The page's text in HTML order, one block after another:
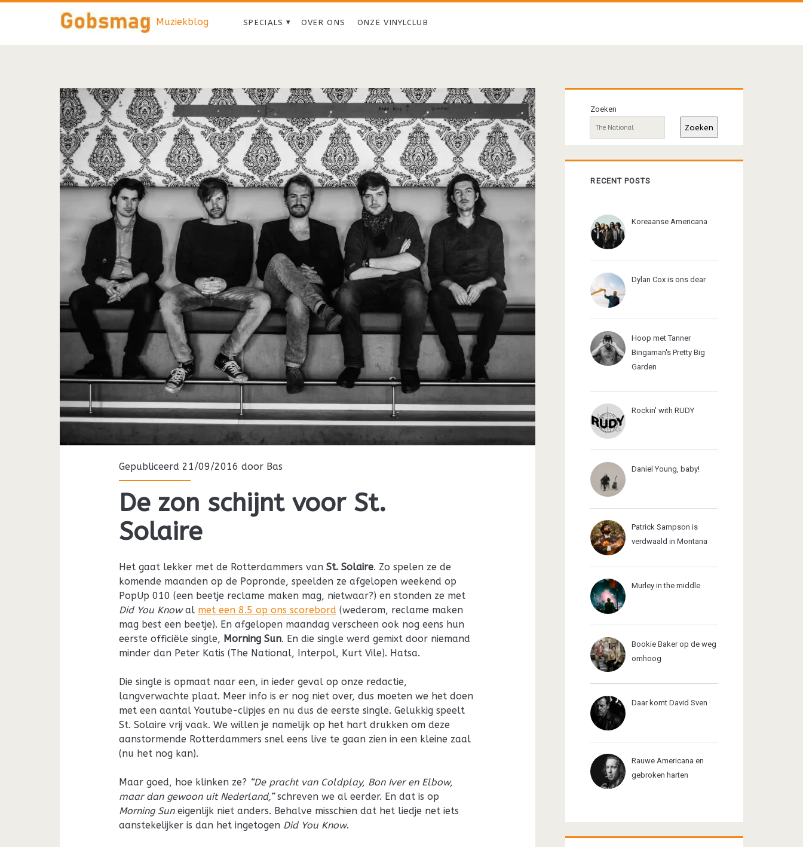
Muziekblog SPECIALS OVER ONS ONZE VINYLCLUB
Gepubliceerd 21/09/2016 door Bas
De zon schijnt voor St.
Solaire
Het gaat lekker met de Rotterdammers vanSt. Solaire. Zo spelen ze de
komende maanden op de Popronde, speelden ze afgelopen weekend op
PopUp 010 (een beetje reclame maken mag, nietwaar?) en stonden ze met
Did You Knowal met een 8.5 op ons scorebord (wederom, reclame maken
mag best een beetje). En afgelopen maandag verscheen ook nog eens hun
eerste officiële single, Morning Sun. En die single werd gemixt door niemand
minder dan Peter Katis (The National, Interpol, Kurt Vile). Hatsa.
Die single is opmaat naar een, in ieder geval op onze redactie,
langverwachte plaat. Meer info is er nog niet over, dus moeten we het doen
met een aantal Youtube-clipjes en nu dus de eerste single. Gelukkig speelt
St. Solaire vrij vaak. We willen je namelijk op het hart drukken om deze
aanstormende Rotterdammers snel eens live te gaan zien in een kleine zaal
(nu het nog kan).
Maar goed, hoe klinken ze? “De pracht van Coldplay, Bon Iver en Elbow,
maar dan gewoon uit Nederland,”schreven we al eerder. En dat is op
Morning Suneigenlijk niet anders. Behalve misschien dat het liedje net iets
aanstekelijker is dan het ingetogen Did You Know.
Primaire
sidebar
Zoeken
Zoeken
RECENT POSTS
Koreaanse Americana
Dylan Cox is ons dear
Hoop met Tanner
Bingaman's Pretty Big
Garden
Rockin' with RUDY
Daniel Young, baby!
Patrick Sampson is
verdwaald in Montana
Murley in the middle
Bookie Baker op de weg
omhoog
Daar komt David Sven
Rauwe Americana en
gebroken harten